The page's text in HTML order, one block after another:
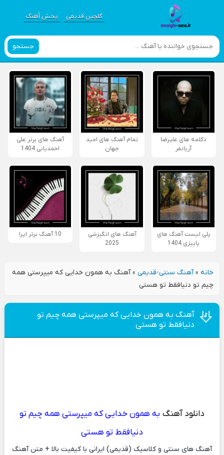
گلچین قدیمی پخش آهنگ
جستجو
دکلمه های علیرضا
آریانفر
تمام آهنگ های امید
جهان
آهنگ های برتر علی
احمدیانی 1404
پلی لیست آهنگ های
پاییزی 1404
آهنگ های انگیزشی
2025
10 آهنگ برتر اپرا
خانه»آهنگ سنتی-قدیمی»آهنگ به همون خدایی که میپرستی همه
چیم تو دنیافقط تو هستی
آهنگ به همون خدایی که میپرستی همه چیم تو
دنیافقط تو هستی
دانلود آهنگ به همون خدایی که میپرستی همه چیم تو
دنیافقط تو هستی
آهنگ های سنتی و کلاسیک (قدیمی) ایرانی با کیفیت بالا + متن آهنگ